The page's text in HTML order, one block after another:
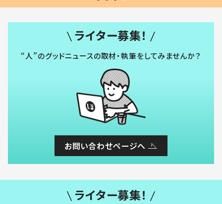
ライター募集！
“人”のグッドニュースの取材・執筆をしてみませんか？
お問い合わせページへ
ライター募集！